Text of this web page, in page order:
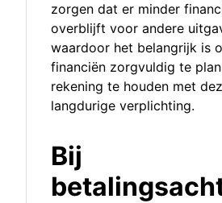
zorgen dat er minder
overblijft voor andere
waardoor het belangrijk is
financiën zorgvuldig te
rekening te houden met
langdurige verplichting.
Bij